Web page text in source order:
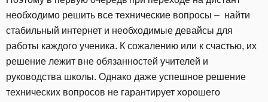
необходимо решить все технические вопросы – найти
стабильный интернет и необходимые девайсы для
работы каждого ученика. К сожалению или к счастью, их
решение лежит вне обязанностей учителей и
руководства школы. Однако даже успешное решение
технических вопросов не гарантирует хорошего